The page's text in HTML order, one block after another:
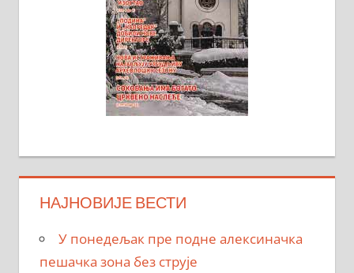
НАЈНОВИЈЕ ВЕСТИ
У понедељак пре подне алексиначка
пешачка зона без струје